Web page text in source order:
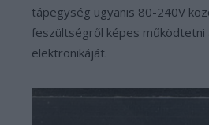
tápegység ugyanis 80-240V
feszültségről képes működtetni
elektronikáját.